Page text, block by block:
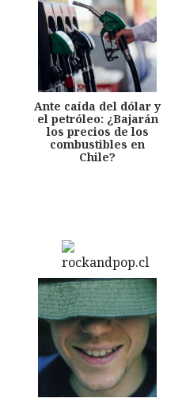
Ante caída del dólar y
el petróleo: ¿Bajarán
los precios de los
combustibles en
Chile?